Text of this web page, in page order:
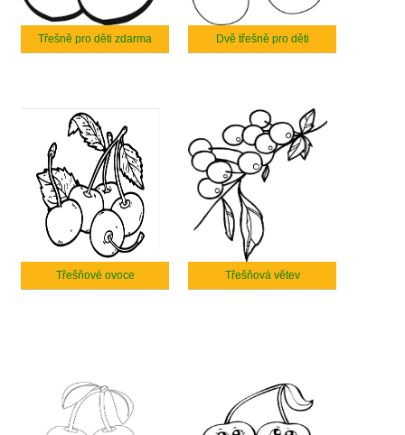
Třešně pro děti zdarma Dvě třešně pro děti
Třešňové ovoce Třešňová větev